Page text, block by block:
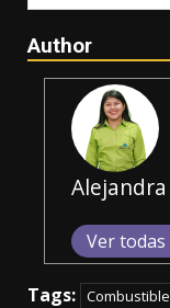
Author
Ver
Tags: